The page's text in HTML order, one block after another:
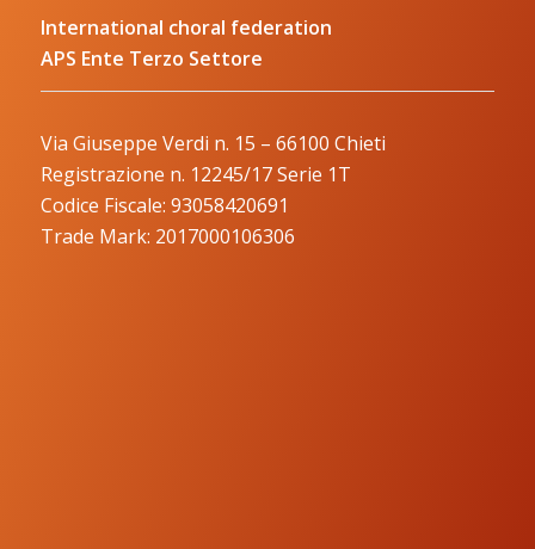
International choral federation
APS Ente Terzo Settore
Via Giuseppe Verdi n. 15 – 66100 Chieti
Registrazione n. 12245/17 Serie 1T
Codice Fiscale: 93058420691
Trade Mark: 2017000106306